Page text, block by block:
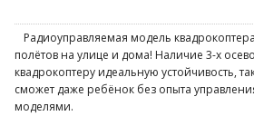
Радиоуправляемая модель
полётов на улице и дома! Наличие 3-х
квадрокоптеру идеальную устойчивость,
сможет даже ребёнок без опыта
моделями.